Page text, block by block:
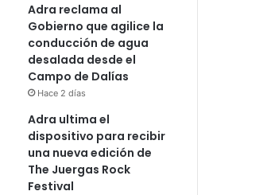
Adra reclama al
Gobierno que agilice la
conducción de agua
desalada desde el
Campo de Dalías
Hace 2 días
Adra ultima el
dispositivo para recibir
una nueva edición de
The Juergas Rock
Festival